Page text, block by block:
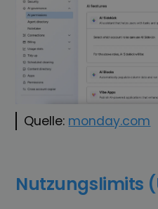
Quelle: monday.com
Nutzungslimits